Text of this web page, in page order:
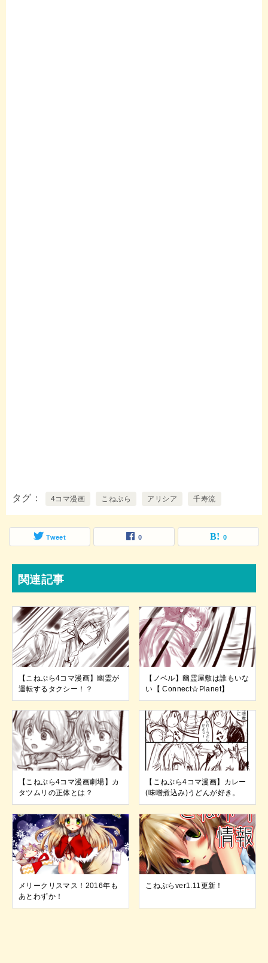
タグ 4コマ漫画 こねぷら アリシア 千寿流
Tweet 0 0
関連記事
【こねぷら4コマ漫画】幽霊が
運転するタクシー！？
【ノベル】幽霊屋敷は誰もいな
い【 Connect☆Planet】
【こねぷら4コマ漫画劇場】カ
タツムリの正体とは？
【こねぷら4コマ漫画】カレー
(味噌煮込み)うどんが好き。
メリークリスマス！2016年も
あとわずか！
こねぷらver1.11更新！